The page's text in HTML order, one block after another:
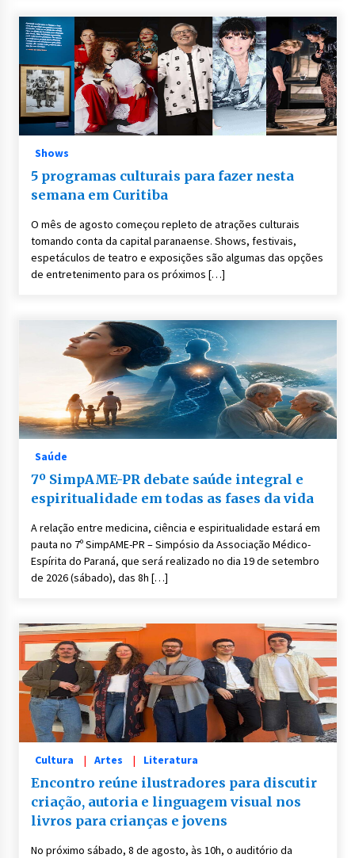
Shows
5 programas culturais para fazer nesta
semana em Curitiba
O mês de agosto começou repleto de atrações culturais
tomando conta da capital paranaense. Shows, festivais,
espetáculos de teatro e exposições são algumas das opções
de entretenimento para os próximos […]
Saúde
7º SimpAME-PR debate saúde integral e
espiritualidade em todas as fases da vida
A relação entre medicina, ciência e espiritualidade estará em
pauta no 7º SimpAME-PR – Simpósio da Associação Médico-
Espírita do Paraná, que será realizado no dia 19 de setembro
de 2026 (sábado), das 8h […]
Cultura Artes Literatura
Encontro reúne ilustradores para discutir
criação, autoria e linguagem visual nos
livros para crianças e jovens
No próximo sábado, 8 de agosto, às 10h, o auditório da